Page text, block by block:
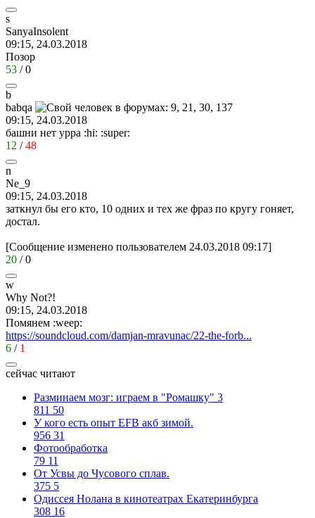
s
SanyaInsolent
09:15, 24.03.2018
Позор
53 /0
b
babqa
09:15, 24.03.2018
башни нет урра :hi: :super:
12 /48
n
Ne_9
09:15, 24.03.2018
заткнул бы его кто, 10 одних и тех же фраз по кругу гоняет,
достал.
[Сообщение изменено пользователем 24.03.2018 09:17]
20 /0
w
Why Not?!
09:15, 24.03.2018
Помянем :weep:
https://soundcloud.com/damjan-mravunac/22-the-forb...
6 / 1
сейчас читают
Разминаем мозг: играем в "Ромашку" 3
811 50
У кого есть опыт EFB акб зимой.
956 31
Фотообработка
79 11
От Усвы до Чусового сплав.
375 5
Одиссея Нолана в кинотеатрах Екатеринбурга
308 16